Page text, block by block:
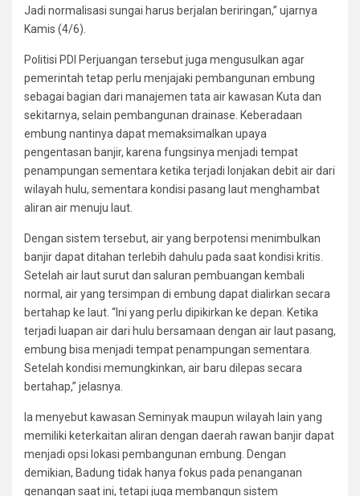
Jadi normalisasi sungai harus berjalan beriringan,” ujarnya
Kamis (4/6).
Politisi PDI Perjuangan tersebut juga mengusulkan agar
pemerintah tetap perlu menjajaki pembangunan embung
sebagai bagian dari manajemen tata air kawasan Kuta dan
sekitarnya, selain pembangunan drainase. Keberadaan
embung nantinya dapat memaksimalkan upaya
pengentasan banjir, karena fungsinya menjadi tempat
penampungan sementara ketika terjadi lonjakan debit air dari
wilayah hulu, sementara kondisi pasang laut menghambat
aliran air menuju laut.
Dengan sistem tersebut, air yang berpotensi menimbulkan
banjir dapat ditahan terlebih dahulu pada saat kondisi kritis.
Setelah air laut surut dan saluran pembuangan kembali
normal, air yang tersimpan di embung dapat dialirkan secara
bertahap ke laut. “Ini yang perlu dipikirkan ke depan. Ketika
terjadi luapan air dari hulu bersamaan dengan air laut pasang,
embung bisa menjadi tempat penampungan sementara.
Setelah kondisi memungkinkan, air baru dilepas secara
bertahap,” jelasnya.
Ia menyebut kawasan Seminyak maupun wilayah lain yang
memiliki keterkaitan aliran dengan daerah rawan banjir dapat
menjadi opsi lokasi pembangunan embung. Dengan
demikian, Badung tidak hanya fokus pada penanganan
genangan saat ini, tetapi juga membangun sistem